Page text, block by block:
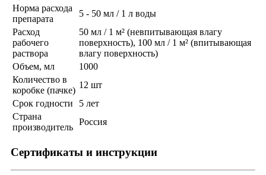
Норма расхода
препарата
5 - 50 мл / 1 л воды
Расход
рабочего
раствора
50 мл / 1 м² (невпитывающая влагу
поверхность), 100 мл / 1 м² (впитывающая
влагу поверхность)
Объем, мл
1000
Количество в
коробке (пачке)
12 шт
Срок годности
5 лет
Страна
производитель
Россия
Сертификаты и инструкции